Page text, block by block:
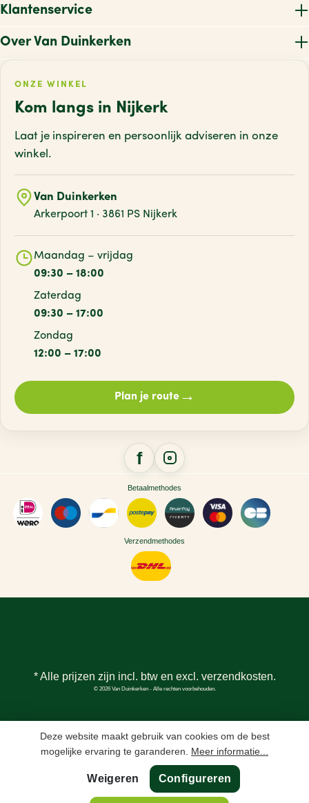
Klantenservice
Over Van Duinkerken
ONZE WINKEL
Kom langs in Nijkerk
Laat je inspireren en persoonlijk adviseren in onze
winkel.
Van Duinkerken
Arkerpoort 1 · 3861 PS Nijkerk
Maandag – vrijdag
09:30 – 18:00
Zaterdag
09:30 – 17:00
Zondag
12:00 – 17:00
Plan je route→
Betaalmethodes
Verzendmethodes
* Alle prijzen zijn incl. btw en excl. verzendkosten.
© 2026 Van Duinkerken - Alle rechten voorbehouden.
Deze website maakt gebruik van cookies om de best
mogelijke ervaring te garanderen. Meer informatie...
Weigeren Configureren